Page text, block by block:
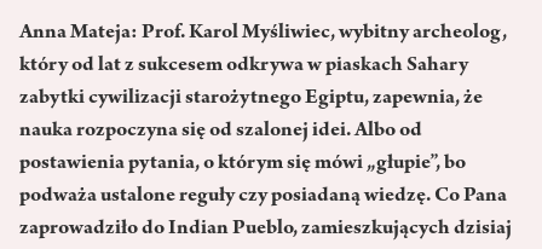
Anna Mateja: Prof. Karol Myśliwiec, wybitny archeolog,
który od lat z sukcesem odkrywa w piaskach Sahary
zabytki cywilizacji starożytnego Egiptu, zapewnia, że
nauka rozpoczyna się od szalonej idei. Albo od
postawienia pytania, o którym się mówi „głupie”, bo
podważa ustalone reguły czy posiadaną wiedzę. Co Pana
zaprowadziło do Indian Pueblo, zamieszkujących dzisiaj